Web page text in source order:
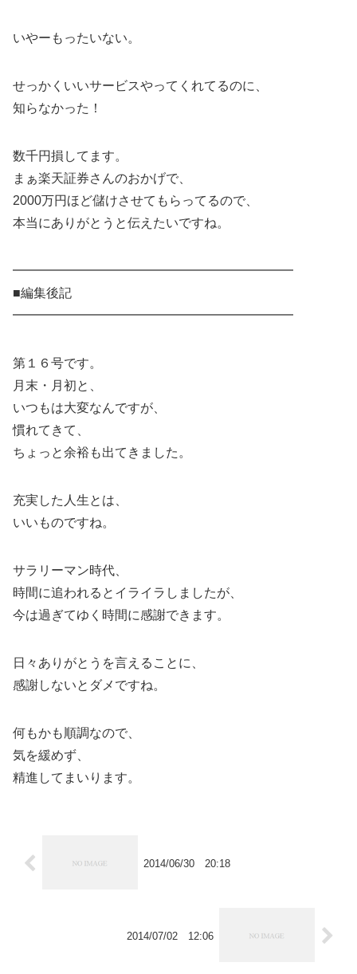
いやーもったいない。
せっかくいいサービスやってくれてるのに、
知らなかった！
数千円損してます。
まぁ楽天証券さんのおかげで、
2000万円ほど儲けさせてもらってるので、
本当にありがとうと伝えたいですね。
━━━━━━━━━━━━━━━━━━━━━━
■編集後記
━━━━━━━━━━━━━━━━━━━━━━
第１６号です。
月末・月初と、
いつもは大変なんですが、
慣れてきて、
ちょっと余裕も出てきました。
充実した人生とは、
いいものですね。
サラリーマン時代、
時間に追われるとイライラしましたが、
今は過ぎてゆく時間に感謝できます。
日々ありがとうを言えることに、
感謝しないとダメですね。
何もかも順調なので、
気を緩めず、
精進してまいります。
2014/06/30 20:18
2014/07/02 12:06